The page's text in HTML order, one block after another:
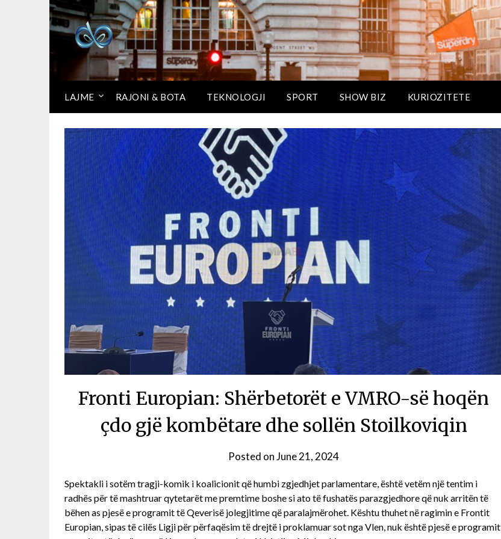
LAJME RAJONI & BOTA TEKNOLOGJI SPORT SHOW BIZ KURIOZITETE
Fronti Europian: Shërbetorët e VMRO-së hoqën
çdo gjë kombëtare dhe sollën Stoilkoviqin
Posted onJune 21, 2024
Spektakli i sotëm tragji-komik i koalicionit që humbi zgjedhjet parlamentare, është vetëm një tentim i
radhës për të mashtruar qytetarët me premtime boshe si ato të fushatës parazgjedhore që nuk arritën të
bëhen as pjesë e programit të Qeverisë jolegjitime që paralajmërohet. Kështu thuhet në ragimin e Frontit
Europian, sipas të cilës Ligji për përfaqësim të drejtë i proklamuar sot nga Vlen, nuk është pjesë e programit